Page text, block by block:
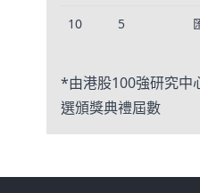
10 5
*由港股100強研究中
選頒獎典禮屆數